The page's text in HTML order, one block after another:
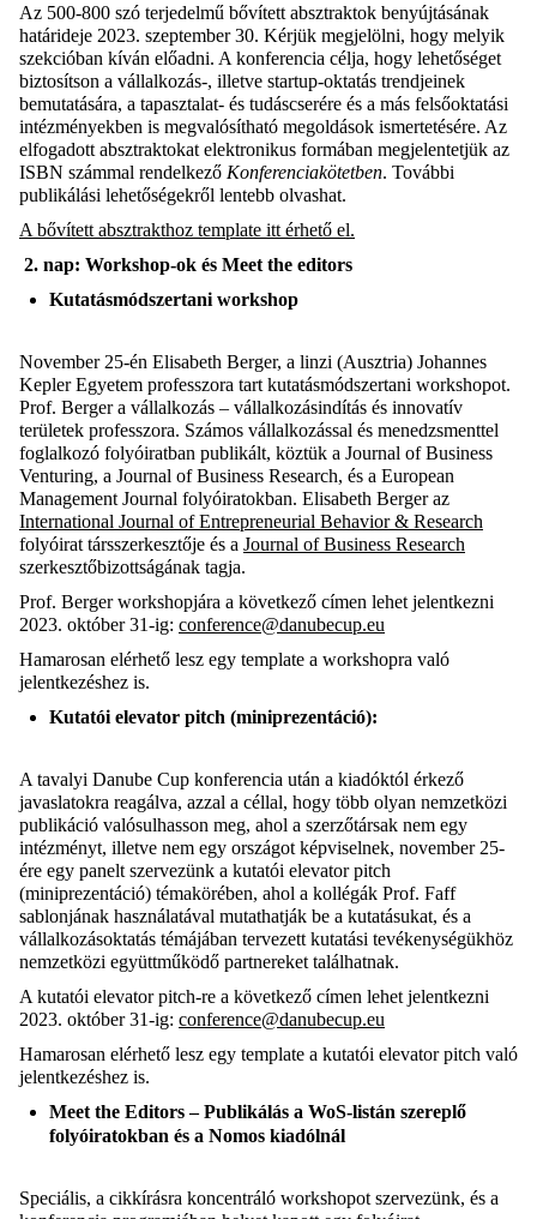
Az 500-800 szó terjedelmű bővített absztraktok benyújtásának
határideje 2023. szeptember 30. Kérjük megjelölni, hogy melyik
szekcióban kíván előadni. A konferencia célja, hogy lehetőséget
biztosítson a vállalkozás-, illetve startup-oktatás trendjeinek
bemutatására, a tapasztalat- és tudáscserére és a más felsőoktatási
intézményekben is megvalósítható megoldások ismertetésére. Az
elfogadott absztraktokat elektronikus formában megjelentetjük az
ISBN számmal rendelkező Konferenciakötetben. További
publikálási lehetőségekről lentebb olvashat.
A bővített absztrakthoz template itt érhető el.
2. nap: Workshop-ok és Meet the editors
Kutatásmódszertani workshop
November 25-én Elisabeth Berger, a linzi (Ausztria) Johannes
Kepler Egyetem professzora tart kutatásmódszertani workshopot.
Prof. Berger a vállalkozás – vállalkozásindítás és innovatív
területek professzora. Számos vállalkozással és menedzsmenttel
foglalkozó folyóiratban publikált, köztük a Journal of Business
Venturing, a Journal of Business Research, és a European
Management Journal folyóiratokban. Elisabeth Berger az
International Journal of Entrepreneurial Behavior & Research
folyóirat társszerkesztője és a Journal of Business Research
szerkesztőbizottságának tagja.
Prof. Berger workshopjára a következő címen lehet jelentkezni
2023. október 31-ig: conference@danubecup.eu
Hamarosan elérhető lesz egy template a workshopra való
jelentkezéshez is.
Kutatói elevator pitch (miniprezentáció):
A tavalyi Danube Cup konferencia után a kiadóktól érkező
javaslatokra reagálva, azzal a céllal, hogy több olyan nemzetközi
publikáció valósulhasson meg, ahol a szerzőtársak nem egy
intézményt, illetve nem egy országot képviselnek, november 25-
ére egy panelt szervezünk a kutatói elevator pitch
(miniprezentáció) témakörében, ahol a kollégák Prof. Faff
sablonjának használatával mutathatják be a kutatásukat, és a
vállalkozásoktatás témájában tervezett kutatási tevékenységükhöz
nemzetközi együttműködő partnereket találhatnak.
A kutatói elevator pitch-re a következő címen lehet jelentkezni
2023. október 31-ig: conference@danubecup.eu
Hamarosan elérhető lesz egy template a kutatói elevator pitch való
jelentkezéshez is.
Meet the Editors – Publikálás a WoS-listán szereplő
folyóiratokban és a Nomos kiadólnál
Speciális, a cikkírásra koncentráló workshopot szervezünk, és a